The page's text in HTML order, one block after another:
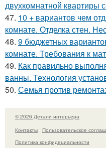
двухкомнатной квартиры
47. 10 + вариантов чем
комнате. Отделка стен.
48. 9 бюджетных
комнате. Требования к
49. Как правильно
ванны. Технология
50. Семья против
© 2026 Детали интерьера
Контакты
Пользовательское
Политика конфидециальности